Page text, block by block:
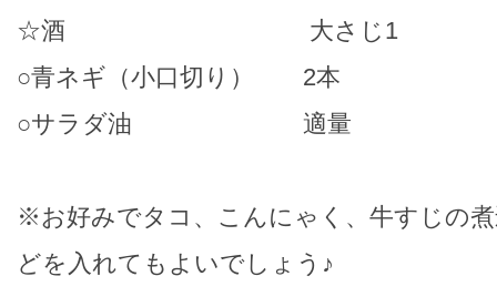
☆酒 大さじ1
○青ネギ（小口切り） 2本
○サラダ油 適量
※お好みでタコ、こんにゃく、牛すじの
どを入れてもよいでしょう♪